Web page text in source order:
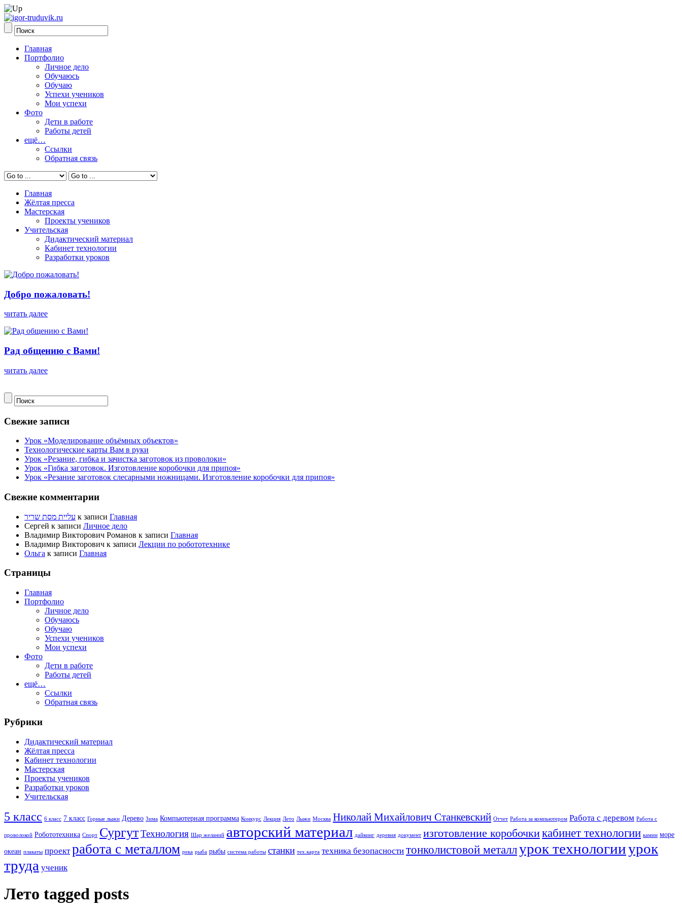
Главная
Портфолио
Личное дело
Обучаюсь
Обучаю
Успехи учеников
Мои успехи
Фото
Дети в работе
Работы детей
ещё…
Ссылки
Обратная связь
Главная
Жёлтая пресса
Мастерская
Проекты учеников
Учительская
Дидактический материал
Кабинет технологии
Разработки уроков
Добро пожаловать!
читать далее
Рад общению с Вами!
читать далее
Свежие записи
Урок «Моделирование объёмных объектов»
Технологические карты Вам в руки
Урок «Резание, гибка и зачистка заготовок из проволоки»
Урок «Гибка заготовок. Изготовление коробочки для припоя»
Урок «Резание заготовок слесарными ножницами. Изготовление коробочки для припоя»
Свежие комментарии
עליית מסת שריר к записи Главная
Сергей к записи Личное дело
Владимир Викторович Романов к записи Главная
Владимир Викторович к записи Лекции по робототехнике
Ольга к записи Главная
Страницы
Главная
Портфолио
Личное дело
Обучаюсь
Обучаю
Успехи учеников
Мои успехи
Фото
Дети в работе
Работы детей
ещё…
Ссылки
Обратная связь
Рубрики
Дидактический материал
Жёлтая пресса
Кабинет технологии
Мастерская
Проекты учеников
Разработки уроков
Учительская
5 класс 6 класс 7 класс Горные лыжи Дерево Зима Компьютерная программа Конкурс Лекция Лето Лыжи Москва Николай Михайлович Станкевский Отчет Работа за компьютером Работа с деревом Работа с
проволокой Робототехника Спорт СургутТехнология Шар желаний авторский материал дайвинг деревня документ изготовление коробочкикабинет технологии камин море
океан плакаты проект работа с металлом река рыба рыбы система работы станки тех.карта техника безопасности тонколистовой металлурок технологииурок
труда ученик
Лето tagged posts